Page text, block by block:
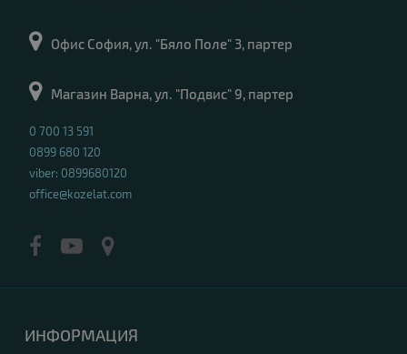
Офис София, ул. "Бяло Поле" 3, партер
Магазин Варна, ул. "Подвис" 9, партер
0 700 13 591
0899 680 120
viber: 0899680120
office@kozelat.com
ИНФОРМАЦИЯ